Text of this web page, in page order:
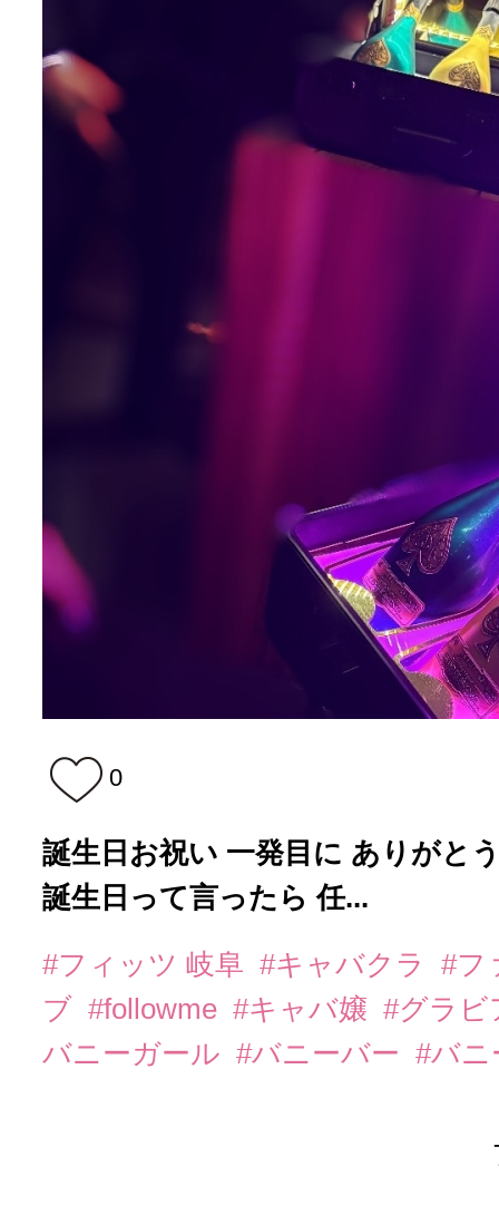
0
誕生日お祝い 一発目に ありがと
誕生日って言ったら 任...
#フィッツ 岐阜 #キャバクラ
#フ
ブ #followme #キャバ嬢 #グラ
バニーガール #バニーバー #バ